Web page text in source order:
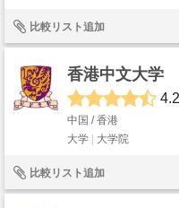
比較リスト追加
香港中文大学
中国 / 香港
大学
大学院
比較リスト追加